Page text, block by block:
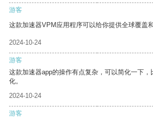
游客
这款加速器VPM应用程序可以给你提供全球覆盖
2024-10-24
游客
这款加速器app的操作有点复杂，可以简化一下
化。
2024-10-24
游客